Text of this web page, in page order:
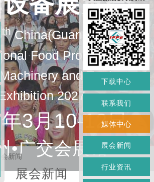
thChina(Guangzhou)
Food Processing
and Equipment
Exhibition 2027
3月10-12日
•广交会展馆
会新闻
展会新闻
下载中心
联系我们
媒体中心
展会新闻
行业资讯